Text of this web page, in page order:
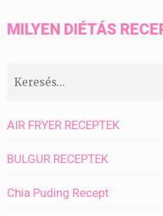
MILYEN DIÉTÁS
Keresés:
AIR FRYER RECEPTEK
BULGUR RECEPTEK
Chia Puding Recept